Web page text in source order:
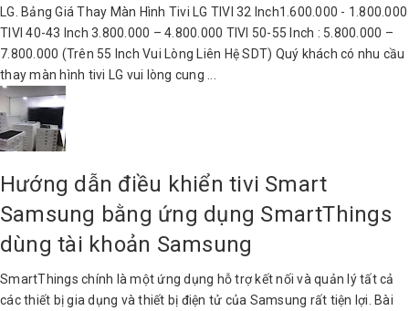
LG. Bảng Giá Thay Màn Hình Tivi LG TIVI 32 Inch1.600.000 - 1.800.000
TIVI 40-43 Inch 3.800.000 – 4.800.000 TIVI 50-55 Inch : 5.800.000 –
7.800.000 (Trên 55 Inch Vui Lòng Liên Hệ SDT) Quý khách có nhu cầu
thay màn hình tivi LG vui lòng cung ...
Hướng dẫn điều khiển tivi Smart
Samsung bằng ứng dụng SmartThings
dùng tài khoản Samsung
SmartThings chính là một ứng dụng hỗ trợ kết nối và quản lý tất cả
các thiết bị gia dụng và thiết bị điện tử của Samsung rất tiện lợi. Bài